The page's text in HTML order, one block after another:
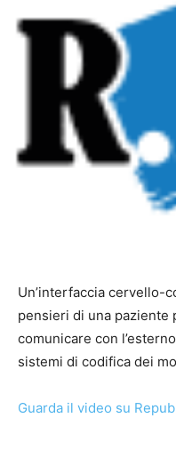
Un’interfaccia cervello-
pensieri di una paziente
comunicare con
sistemi di codifica dei
Guarda il video su